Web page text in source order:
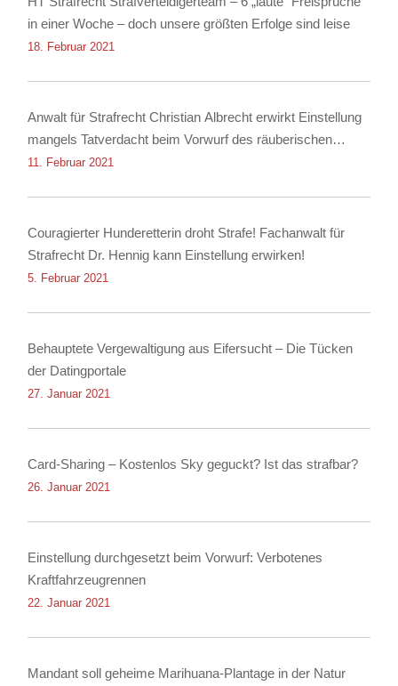
in einer Woche – doch unsere größten Erfolge sind leise
18. Februar 2021
Anwalt für Strafrecht Christian Albrecht erwirkt Einstellung
mangels Tatverdacht beim Vorwurf des räuberischen
Diebstahls sowie der Körperverletzung
11. Februar 2021
Couragierter Hunderetterin droht Strafe! Fachanwalt für
Strafrecht Dr. Hennig kann Einstellung erwirken!
5. Februar 2021
Behauptete Vergewaltigung aus Eifersucht – Die Tücken
der Datingportale
27. Januar 2021
Card-Sharing – Kostenlos Sky geguckt? Ist das strafbar?
26. Januar 2021
Einstellung durchgesetzt beim Vorwurf: Verbotenes
Kraftfahrzeugrennen
22. Januar 2021
Mandant soll geheime Marihuana-Plantage in der Natur